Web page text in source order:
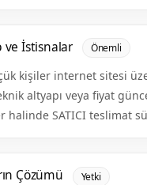
ve İstisnalar Önemli
kişiler internet sitesi
altyapı veya fiyat
halinde SATICI teslimat
Çözümü Yetki